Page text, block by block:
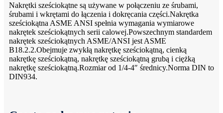
Nakrętki sześciokątne są używane w połączeniu ze śrubami,
śrubami i wkrętami do łączenia i dokręcania części.Nakrętka
sześciokątna ASME ANSI spełnia wymagania wymiarowe
nakrętek sześciokątnych serii calowej.Powszechnym standardem
nakrętek sześciokątnych ASME/ANSI jest ASME
B18.2.2.Obejmuje zwykłą nakrętkę sześciokątną, cienką
nakrętkę sześciokątną, nakrętkę sześciokątną grubą i ciężką
nakrętkę sześciokątną.Rozmiar od 1/4-4″ średnicy.Norma DIN to
DIN934.